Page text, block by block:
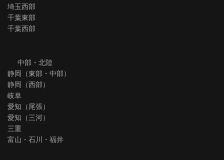
埼玉西部
千葉東部
千葉西部
中部・北陸
静岡（東部・中部）
静岡（西部）
岐阜
愛知（尾張）
愛知（三河）
三重
富山・石川・福井